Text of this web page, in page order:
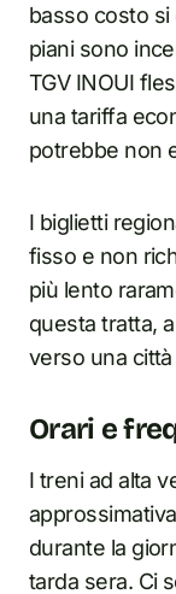
basso costo
piani sono
TGV INOUI
una tariffa
potrebbe non
I biglietti
fisso e non
più lento
questa tratta,
verso una
Orari e
I treni ad alta
durante la
tarda sera. Ci